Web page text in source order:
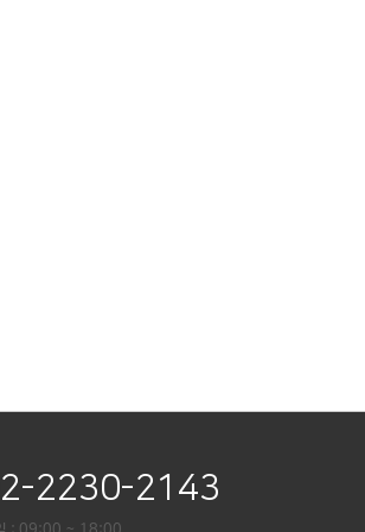
2230-2143